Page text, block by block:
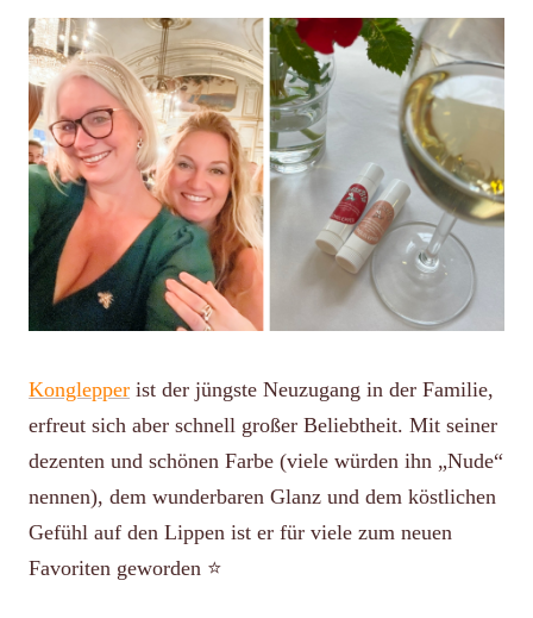
Konglepper ist der jüngste Neuzugang in der Familie,
erfreut sich aber schnell großer Beliebtheit. Mit seiner
dezenten und schönen Farbe (viele würden ihn „Nude“
nennen), dem wunderbaren Glanz und dem köstlichen
Gefühl auf den Lippen ist er für viele zum neuen
Favoriten geworden ⭐️